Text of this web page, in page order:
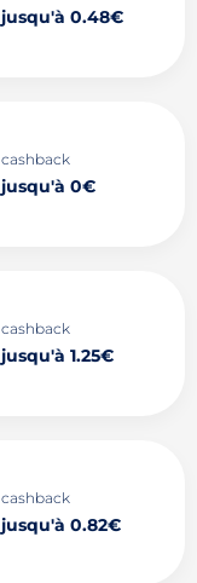
jusqu'à 0.48€
cashback
jusqu'à 0€
cashback
jusqu'à 1.25€
cashback
jusqu'à 0.82€